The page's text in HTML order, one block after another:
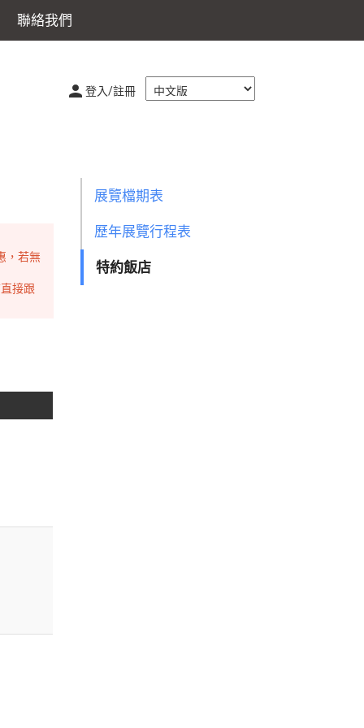
聯絡我們
登入/註冊
展覽檔期表
歷年展覽行程表
特約飯店
，若無
接跟